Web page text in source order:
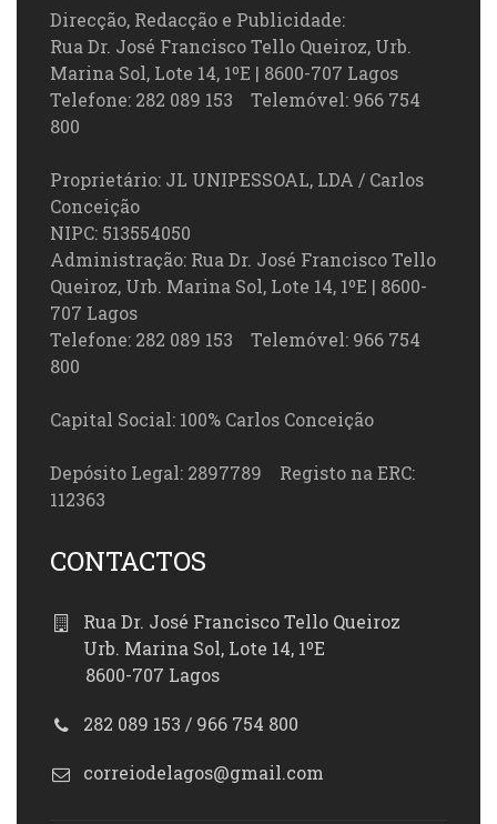
Direcção, Redacção e Publicidade:
Rua Dr. José Francisco Tello Queiroz, Urb.
Marina Sol, Lote 14, 1ºE | 8600-707 Lagos
Telefone: 282 089 153 Telemóvel: 966 754
800
Proprietário: JL UNIPESSOAL, LDA / Carlos
Conceição
NIPC: 513554050
Administração: Rua Dr. José Francisco Tello
Queiroz, Urb. Marina Sol, Lote 14, 1ºE | 8600-
707 Lagos
Telefone: 282 089 153 Telemóvel: 966 754
800
Capital Social: 100% Carlos Conceição
Depósito Legal: 2897789 Registo na ERC:
112363
CONTACTOS
Rua Dr. José Francisco Tello Queiroz
Urb. Marina Sol, Lote 14, 1ºE
8600-707 Lagos
282 089 153 / 966 754 800
correiodelagos@gmail.com